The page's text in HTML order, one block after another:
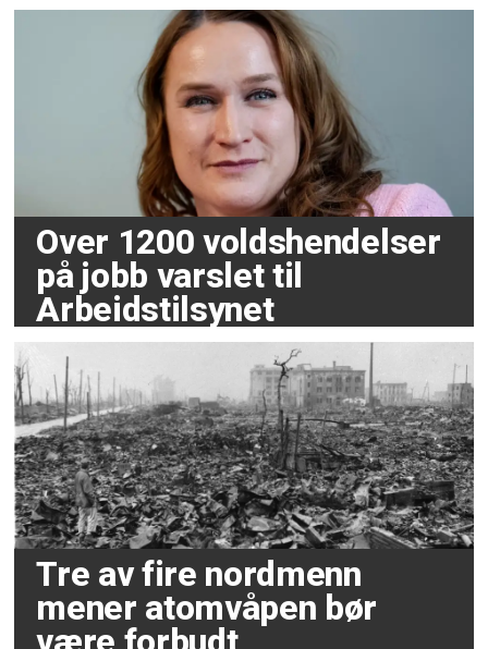
Over 1200 voldshendelser
på jobb varslet til
Arbeidstilsynet
Tre av fire nordmenn
mener atomvåpen bør